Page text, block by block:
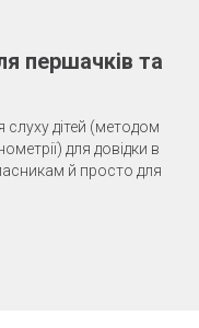
першачків та
слуху дітей (методом
для довідки в
й просто для